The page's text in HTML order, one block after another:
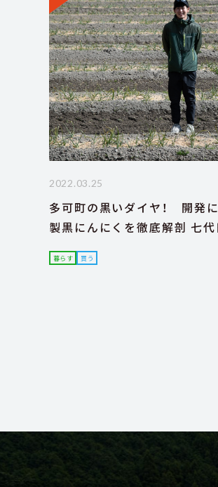
2022.03.25
多可町の黒いダイヤ！ 開発
製黒にんにくを徹底解剖 七代
暮らす 買う